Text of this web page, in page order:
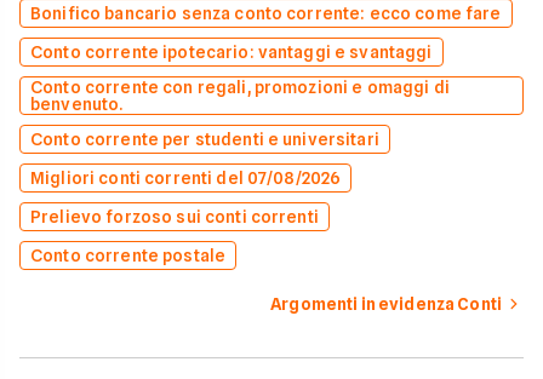
Bonifico bancario senza conto corrente: ecco come fare
Conto corrente ipotecario: vantaggi e svantaggi
Conto corrente con regali, promozioni e omaggi di
benvenuto.
Conto corrente per studenti e universitari
Migliori conti correnti del 07/08/2026
Prelievo forzoso sui conti correnti
Conto corrente postale
Argomenti in evidenza Conti